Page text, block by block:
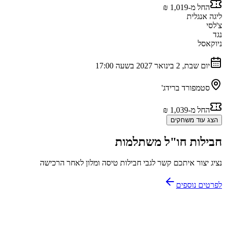
החל מ-‏1,019 ‏₪
ליגה אנגלית
צ'לסי
נגד
ניוקאסל
יום שבת, 2 בינואר 2027 בשעה 17:00
סטמפורד ברידג'
החל מ-‏1,039 ‏₪
הצג עוד משחקים
חבילות חו"ל משתלמות
נציג יצור איתכם קשר לגבי חבילות טיסה ומלון לאחר הרכישה
לפרטים נוספים